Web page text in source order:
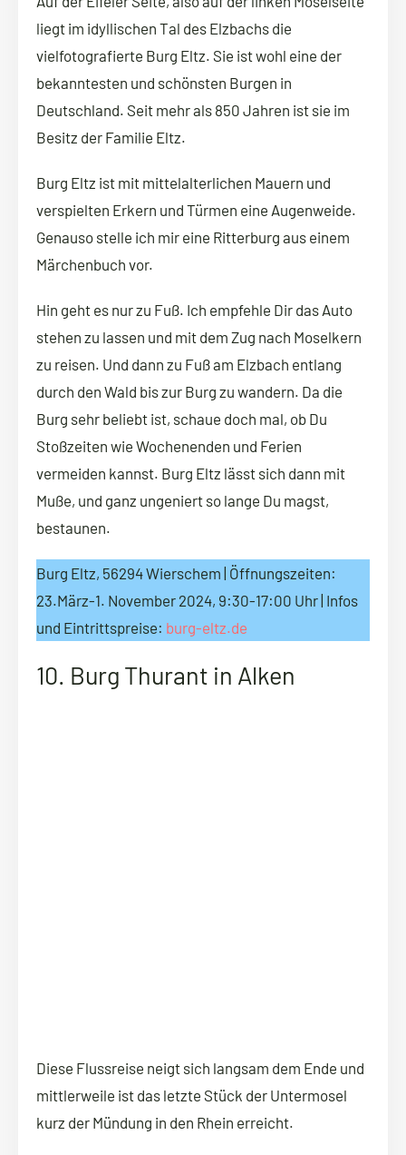
liegt im idyllischen Tal des Elzbachs die
vielfotografierte Burg Eltz. Sie ist wohl eine der
bekanntesten und schönsten Burgen in
Deutschland. Seit mehr als 850 Jahren ist sie im
Besitz der Familie Eltz.
Burg Eltz ist mit mittelalterlichen Mauern und
verspielten Erkern und Türmen eine Augenweide.
Genauso stelle ich mir eine Ritterburg aus einem
Märchenbuch vor.
Hin geht es nur zu Fuß. Ich empfehle Dir das Auto
stehen zu lassen und mit dem Zug nach Moselkern
zu reisen. Und dann zu Fuß am Elzbach entlang
durch den Wald bis zur Burg zu wandern. Da die
Burg sehr beliebt ist, schaue doch mal, ob Du
Stoßzeiten wie Wochenenden und Ferien
vermeiden kannst. Burg Eltz lässt sich dann mit
Muße, und ganz ungeniert so lange Du magst,
bestaunen.
Burg Eltz, 56294 Wierschem | Öffnungszeiten:
23.März-1. November 2024, 9:30-17:00 Uhr | Infos
und Eintrittspreise: burg-eltz.de
10. Burg Thurant in Alken
Diese Flussreise neigt sich langsam dem Ende und
mittlerweile ist das letzte Stück der Untermosel
kurz der Mündung in den Rhein erreicht.